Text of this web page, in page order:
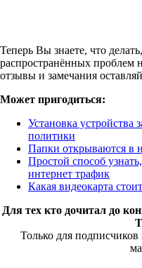
Теперь Вы знаете, что
распространённых
отзывы и замечания
Может пригодиться:
Установка устройства
политики
Папки открываются в
Простой способ
интернет трафик
Какая видеокарта
Для тех кто дочитал до
Только для